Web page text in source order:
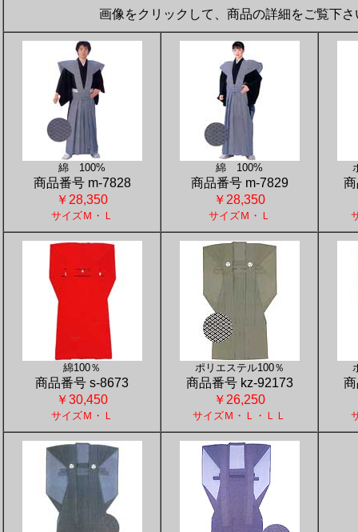
画像をクリックして、商品の詳細をご覧下さ
綿 100%
商品番号 m-7828
￥28,350
サイズＭ・Ｌ
綿 100%
商品番号 m-7829
￥28,350
サイズＭ・Ｌ
綿100％
商品番号 s-8673
￥30,450
サイズＭ・Ｌ
ポリエステル100％
商品番号 kz-92173
￥26,250
サイズＭ・Ｌ・ＬＬ